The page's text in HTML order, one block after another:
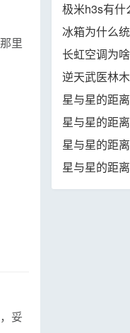
里
妥
极米h3s有什
冰箱为什么
长虹空调为
星与星的距
星与星的距
星与星的距
星与星的距